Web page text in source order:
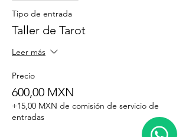
Tipo de entrada
Taller de Tarot
Leer más
Precio
600,00 MXN
+15,00 MXN de comisión de servicio de
entradas